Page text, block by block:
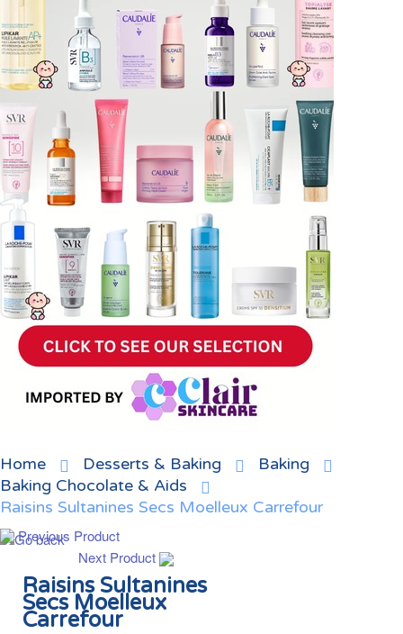
Home Desserts & Baking
Baking
Baking Chocolate & Aids
Raisins Sultanines Secs Moelleux Carrefour
Previous Product
Next Product
Raisins Sultanines
Secs Moelleux
Carrefour